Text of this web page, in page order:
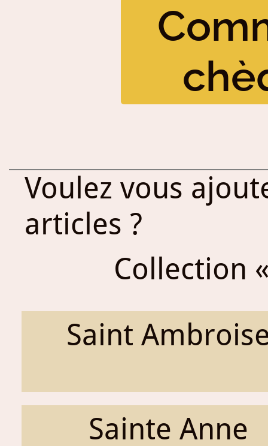
Voulez vous
articles ?
Collection
Saint
Sainte Anne